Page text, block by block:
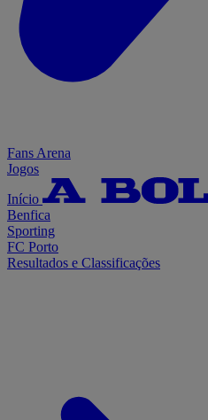
Fans Arena
Jogos
Início
Benfica
Sporting
FC Porto
Resultados e Classificações